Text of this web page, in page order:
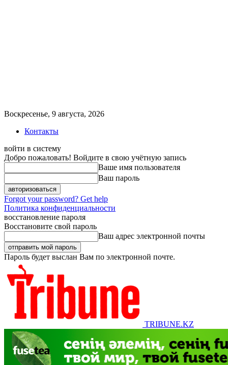
Воскресенье, 9 августа, 2026
Контакты
войти в систему
Добро пожаловать! Войдите в свою учётную запись
Ваше имя пользователя
Ваш пароль
Forgot your password? Get help
Политика конфиденциальности
восстановление пароля
Восстановите свой пароль
Ваш адрес электронной почты
Пароль будет выслан Вам по электронной почте.
TRIBUNE.KZ